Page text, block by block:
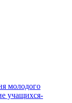
молодого
учащихся-